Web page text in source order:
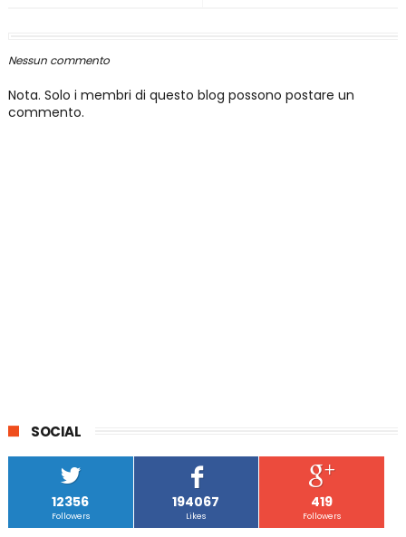
Nessun commento
Nota. Solo i membri di questo blog possono postare un
commento.
SOCIAL
12356
Followers
194067
Likes
419
Followers